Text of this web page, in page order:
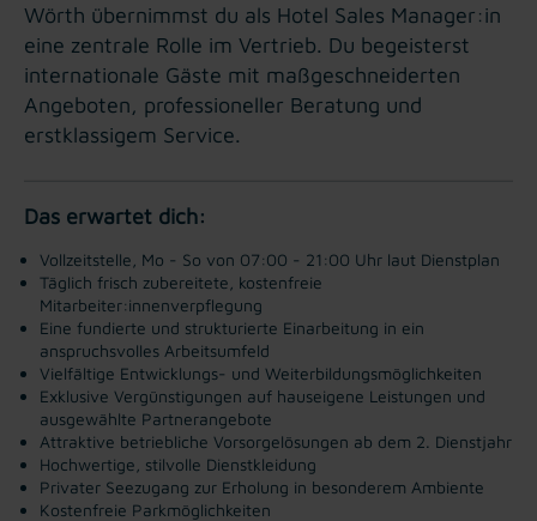
Wörth übernimmst du als Hotel Sales Manager:in
eine zentrale Rolle im Vertrieb. Du begeisterst
internationale Gäste mit maßgeschneiderten
Angeboten, professioneller Beratung und
erstklassigem Service.
Das erwartet dich:
Vollzeitstelle, Mo - So von 07:00 - 21:00 Uhr laut Dienstplan
Täglich frisch zubereitete, kostenfreie
Mitarbeiter:innenverpflegung
Eine fundierte und strukturierte Einarbeitung in ein
anspruchsvolles Arbeitsumfeld
Vielfältige Entwicklungs- und Weiterbildungsmöglichkeiten
Exklusive Vergünstigungen auf hauseigene Leistungen und
ausgewählte Partnerangebote
Attraktive betriebliche Vorsorgelösungen ab dem 2. Dienstjahr
Hochwertige, stilvolle Dienstkleidung
Privater Seezugang zur Erholung in besonderem Ambiente
Kostenfreie Parkmöglichkeiten